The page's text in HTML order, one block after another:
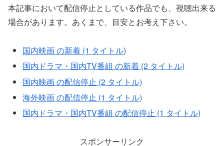
本記事において配信停止としている作品でも、視聴出来る
場合があります。あくまで、目安とお考え下さい。
国内映画 の新着 (1 タイトル)
国内ドラマ・国内TV番組 の新着 (2 タイトル)
国内映画 の配信停止 (2 タイトル)
海外映画 の配信停止 (1 タイトル)
国内ドラマ・国内TV番組 の配信停止 (1 タイトル)
スポンサーリンク